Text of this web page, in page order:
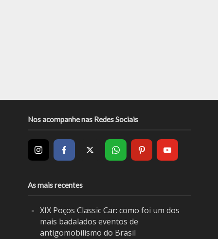
Nos acompanhe nas Redes Sociais
As mais recentes
XIX Poços Classic Car: como foi um dos
mais badalados eventos de
antigomobilismo do Brasil